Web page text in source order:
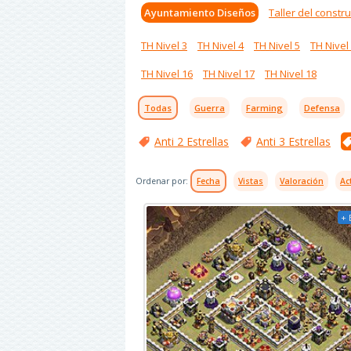
Ayuntamiento Diseños Taller del
TH Nivel 3 TH Nivel 4 TH Nivel 5
TH Nivel
TH Nivel 16
TH Nivel 17 TH Nivel 18
Todas Guerra Farming Defensa
Anti 2 Estrellas Anti 3 Estrellas
Ordenar por: Fecha Vistas Valoración
+